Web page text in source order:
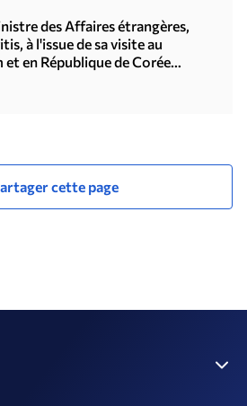
des Affaires étrangères,
à l'issue de sa visite au
et en République de Corée
cette page